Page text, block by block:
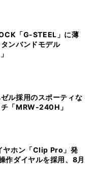
「G-STEEL」に薄
ンバンドモデル
ル採用のスポーティな
「MRW-240H」
ヤホン「Clip Pro」発
ダイヤルを採用、8月